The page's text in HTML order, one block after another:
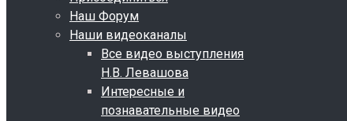
Наш Форум
Наши видеоканалы
Все видео выступления
Н.В. Левашова
Интересные и
познавательные видео